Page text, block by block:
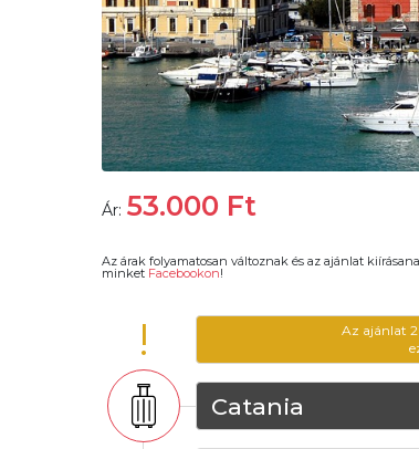
Ár: 53.000 Ft
Az árak folyamatosan változnak és az ajánlat
minket Facebookon!
!
Az ajánlat
Catania